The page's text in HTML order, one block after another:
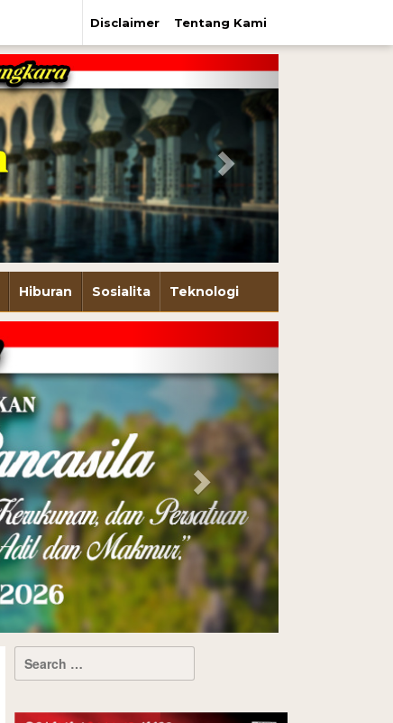
Disclaimer Tentang Kami
Next
Hiburan Sosialita Teknologi